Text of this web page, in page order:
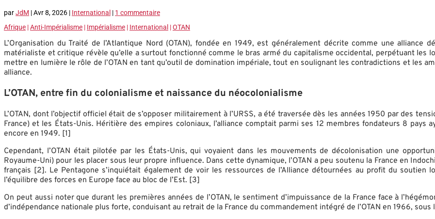
parJdM |Avr 8, 2026 | International | 1 commentaire
Afrique |Anti-Impérialisme | Impérialisme | International |OTAN
L’Organisation du Traité de l’Atlantique Nord (OTAN), fondée en 1949, est généralement décrite comme une alliance
matérialiste et critique révèle qu’elle a surtout fonctionné comme le bras armé du capitalisme occidental, perpétuant les
mettre en lumière le rôle de l’OTAN en tant qu’outil de domination impériale, tout en soulignant les contradictions et les
alliance.
L’OTAN, entre fin du colonialisme et naissance du néocolonialisme
L’OTAN, dont l’objectif officiel était de s’opposer militairement à l’URSS, a été traversée dès les années 1950 par des
France) et les États-Unis. Héritière des empires coloniaux, l’alliance comptait parmi ses 12 membres fondateurs 8 pays
encore en 1949. [1]
Cependant, l’OTAN était pilotée par les États-Unis, qui voyaient dans les mouvements de décolonisation une
Royaume-Uni) pour les placer sous leur propre influence. Dans cette dynamique, l’OTAN a peu soutenu la France en
français [2]. Le Pentagone s’inquiétait également de voir les ressources de l’Alliance détournées au profit du soutien
l’équilibre des forces en Europe face au bloc de l’Est. [3]
On peut aussi noter que durant les premières années de l’OTAN, le sentiment d’impuissance de la France face à
d’indépendance nationale plus forte, conduisant au retrait de la France du commandement intégré de l’OTAN en 1966, sous